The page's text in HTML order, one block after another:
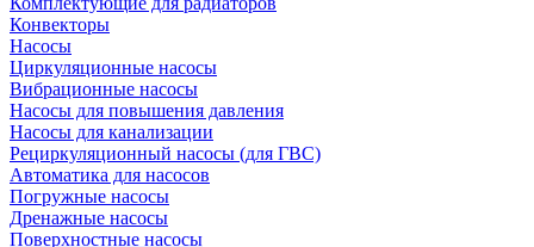
Конвекторы
Насосы
Циркуляционные насосы
Вибрационные насосы
Насосы для повышения давления
Насосы для канализации
Рециркуляционный насосы (для ГВС)
Автоматика для насосов
Погружные насосы
Дренажные насосы
Поверхностные насосы